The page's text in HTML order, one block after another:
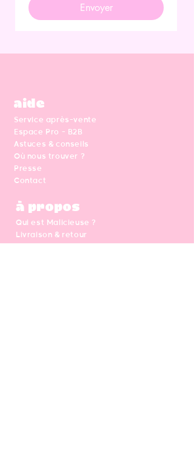
Envoyer
aide
Service après-vente
Espace Pro - B2B
Astuces & conseils
Où nous trouver ?
Presse
Contact
à propos
Qui est Malicieuse ?
Livraison & retour